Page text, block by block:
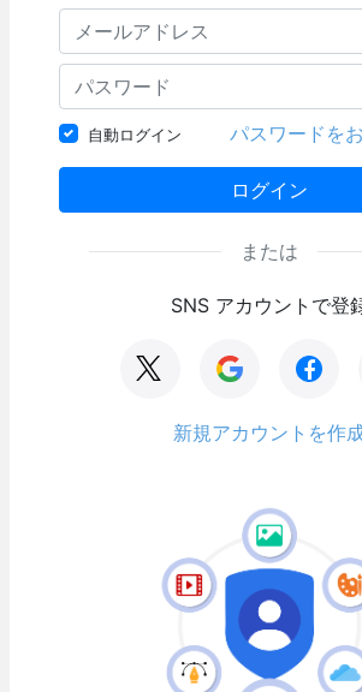
自動ログイン パスワードを
ログイン
または
SNS アカウントで登
新規アカウントを作